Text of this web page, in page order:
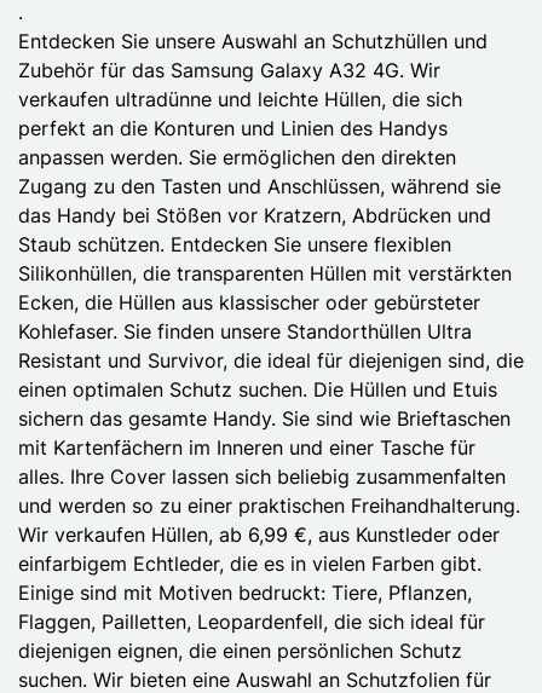
.
Entdecken Sie unsere Auswahl an Schutzhüllen und
Zubehör für das Samsung Galaxy A32 4G. Wir
verkaufen ultradünne und leichte Hüllen, die sich
perfekt an die Konturen und Linien des Handys
anpassen werden. Sie ermöglichen den direkten
Zugang zu den Tasten und Anschlüssen, während sie
das Handy bei Stößen vor Kratzern, Abdrücken und
Staub schützen. Entdecken Sie unsere flexiblen
Silikonhüllen, die transparenten Hüllen mit verstärkten
Ecken, die Hüllen aus klassischer oder gebürsteter
Kohlefaser. Sie finden unsere Standorthüllen Ultra
Resistant und Survivor, die ideal für diejenigen sind, die
einen optimalen Schutz suchen. Die Hüllen und Etuis
sichern das gesamte Handy. Sie sind wie Brieftaschen
mit Kartenfächern im Inneren und einer Tasche für
alles. Ihre Cover lassen sich beliebig zusammenfalten
und werden so zu einer praktischen Freihandhalterung.
Wir verkaufen Hüllen, ab 6,99 €, aus Kunstleder oder
einfarbigem Echtleder, die es in vielen Farben gibt.
Einige sind mit Motiven bedruckt: Tiere, Pflanzen,
Flaggen, Pailletten, Leopardenfell, die sich ideal für
diejenigen eignen, die einen persönlichen Schutz
suchen. Wir bieten eine Auswahl an Schutzfolien für